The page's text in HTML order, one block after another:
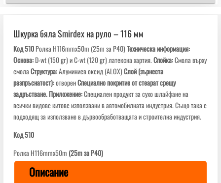
Шкурка бяла Smirdex на руло – 116 мм
Код 510Ролка H116mmx50m (25m за P40)Техническа информация:
Основа:D-wt (150 gr) и C-wt (120 gr) латексна хартия.Спойка:Смола върху
смолаСтруктура:Алуминиев оксид (ALOX)Слой (зърнеста
разпръснатост):отворенСпециално покритие от стеарат срещу
задръстване.Приложение:Специален продукт за сухо шлайфане на
всички видове китове използвани в автомобилната индустрия. Също така е
подходящ за използване в дървообработващата и строителна индустрия.
Код 510
Ролка H116mmx50m (25m за P40)
Описание